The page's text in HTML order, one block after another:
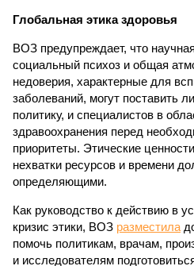
Глобальная этика здоровья
ВОЗ предупреждает, что
социальный психоз и общая
недоверия, характерные для
заболеваний, могут поставить
политику, и специалистов в
здравоохранения перед
приоритеты. Этические
нехватки ресурсов и времени
определяющими.
Как руководство к действию в
кризис этики, ВОЗ разместила
помочь политикам, врачам,
и исследователям